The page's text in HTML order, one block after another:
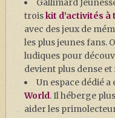
Gallimard
troiskit d’activités
avec des jeux de
les plus jeunes fans.
ludiques pour
devient plus dense
Un espace dédié
World. Il héberge
aider les